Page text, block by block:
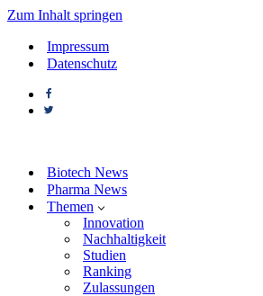
Zum Inhalt springen
Impressum
Datenschutz
Biotech News
Pharma News
Themen
Innovation
Nachhaltigkeit
Studien
Ranking
Zulassungen